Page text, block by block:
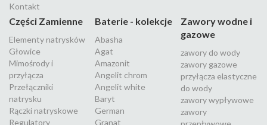
Kontakt
Części Zamienne
Elementy natrysków
Głowice
Mimośrody i
przyłącza
Przełączniki
natrysku
Rączki natryskowe
Regulatory
Baterie - kolekcje
Abasha
Agat
Amazonit
Angelit chrom
Angelit white
Baryt
German
Granat
Zawory wodne i
gazowe
zawory do wody
zawory gazowe
przyłącza elastyczne
do wody
zawory wypływowe
zawory